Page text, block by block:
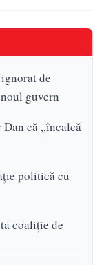
de
guvern
că „încalcă
politică cu
coaliție de